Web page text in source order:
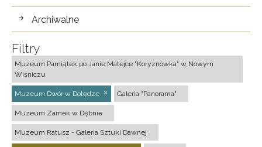
Archiwalne
Filtry
Muzeum Pamiątek po Janie Matejce "Koryznówka" w Nowym
Wiśniczu
Muzeum Dwór w Dołędze Galeria "Panorama"
Muzeum Zamek w Dębnie
Muzeum Ratusz - Galeria Sztuki Dawnej